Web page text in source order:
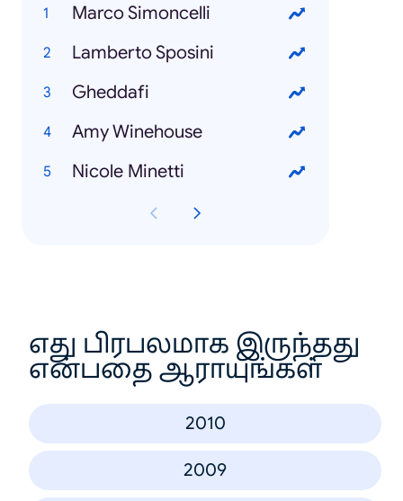
Marco Simoncelli
Lamberto Sposini
Gheddafi
Amy Winehouse
Nicole Minetti
எது பிரபலமாக இருந்தது
என்பதை ஆராயுங்கள்
2010
2009